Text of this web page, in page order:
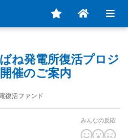
ね発電所復活プロジ
催のご案内
復活ファンド
みんなの反応